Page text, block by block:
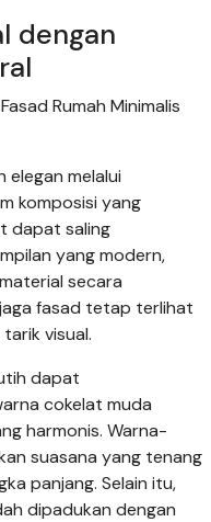
dengan
Rumah Minimalis
elegan melalui
komposisi yang
dapat saling
yang modern,
secara
fasad tetap terlihat
visual.
dapat
cokelat muda
harmonis. Warna-
suasana yang tenang
panjang. Selain itu,
dipadukan dengan